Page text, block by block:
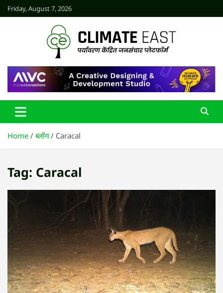
Skip
to
Friday, August 7, 2026
CLIMATE EAST
Home ब्लॉग Caracal
Tag: Caracal